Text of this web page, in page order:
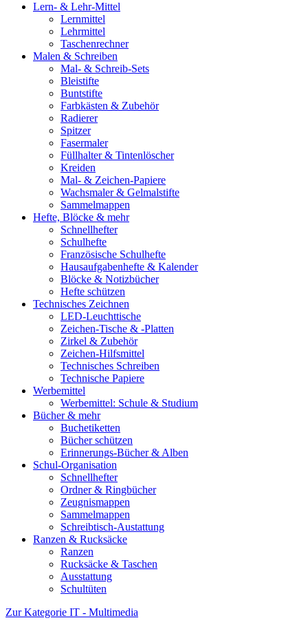
Lern- & Lehr-Mittel
Lernmittel
Lehrmittel
Taschenrechner
Malen & Schreiben
Mal- & Schreib-Sets
Bleistifte
Buntstifte
Farbkästen & Zubehör
Radierer
Spitzer
Fasermaler
Füllhalter & Tintenlöscher
Kreiden
Mal- & Zeichen-Papiere
Wachsmaler & Gelmalstifte
Sammelmappen
Hefte, Blöcke & mehr
Schnellhefter
Schulhefte
Französische Schulhefte
Hausaufgabenhefte & Kalender
Blöcke & Notizbücher
Hefte schützen
Technisches Zeichnen
LED-Leuchttische
Zeichen-Tische & -Platten
Zirkel & Zubehör
Zeichen-Hilfsmittel
Technisches Schreiben
Technische Papiere
Werbemittel
Werbemittel: Schule & Studium
Bücher & mehr
Buchetiketten
Bücher schützen
Erinnerungs-Bücher & Alben
Schul-Organisation
Schnellhefter
Ordner & Ringbücher
Zeugnismappen
Sammelmappen
Schreibtisch-Austattung
Ranzen & Rucksäcke
Ranzen
Rucksäcke & Taschen
Ausstattung
Schultüten
Zur Kategorie IT - Multimedia